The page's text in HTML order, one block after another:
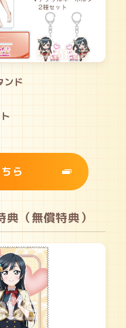
ンド
ら
（無償特典）